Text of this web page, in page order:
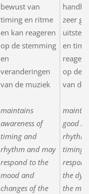
bewust van
timing en ritme
en kan reageren
op de stemming
en
veranderingen
van de muziek
maintains
awareness of
timing and
rhythm and may
respond to the
mood and
changes of the
zeer
en
op de
van de
good /
rhythm
timing,
the
the